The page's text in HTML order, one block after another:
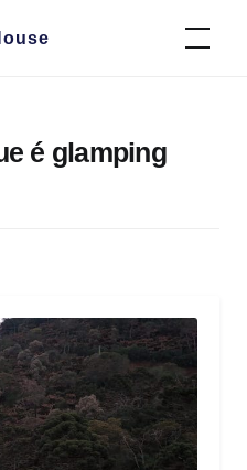
é glamping